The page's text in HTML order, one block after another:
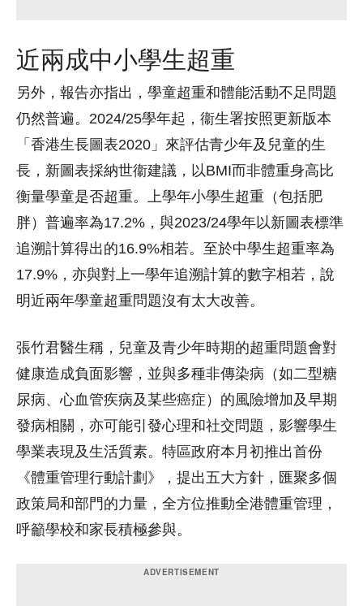
近兩成中小學生超重
另外，報告亦指出，學童超重和體能活動不足問題
仍然普遍。2024/25學年起，衞生署按照更新版本
「香港生長圖表2020」來評估青少年及兒童的生
長，新圖表採納世衞建議，以BMI而非體重身高比
衡量學童是否超重。上學年小學生超重（包括肥
胖）普遍率為17.2%，與2023/24學年以新圖表標準
追溯計算得出的16.9%相若。至於中學生超重率為
17.9%，亦與對上一學年追溯計算的數字相若，說
明近兩年學童超重問題沒有太大改善。
張竹君醫生稱，兒童及青少年時期的超重問題會對
健康造成負面影響，並與多種非傳染病（如二型糖
尿病、心血管疾病及某些癌症）的風險增加及早期
發病相關，亦可能引發心理和社交問題，影響學生
學業表現及生活質素。特區政府本月初推出首份
《體重管理行動計劃》，提出五大方針，匯聚多個
政策局和部門的力量，全方位推動全港體重管理，
呼籲學校和家長積極參與。